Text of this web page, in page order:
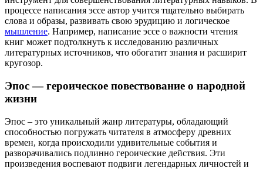
процессе написания эссе автор учится тщательно выбирать
слова и образы, развивать свою эрудицию и логическое
мышление. Например, написание эссе о важности чтения
книг может подтолкнуть к исследованию различных
литературных источников, что обогатит знания и расширит
кругозор.
Эпос — героическое повествование о народной
жизни
Эпос – это уникальный жанр литературы, обладающий
способностью погружать читателя в атмосферу древних
времен, когда происходили удивительные события и
разворачивались подлинно героические действия. Эти
произведения воспевают подвиги легендарных личностей и